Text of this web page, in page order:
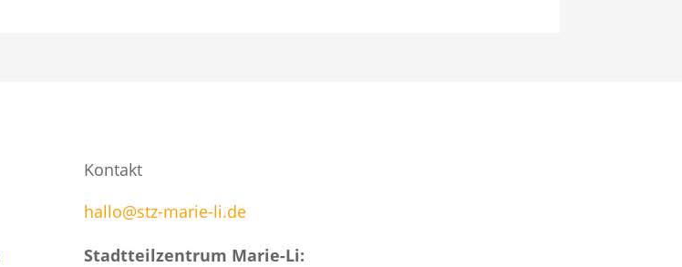
Kontakt
hallo@stz-marie-li.de
Stadtteilzentrum Marie-Li: